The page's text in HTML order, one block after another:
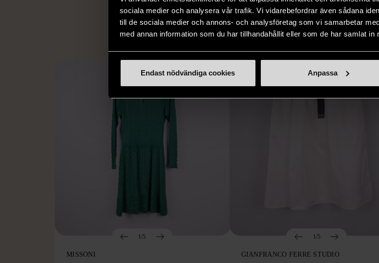
sociala medier och analysera vår trafik. Vi vidarebefordrar även sådana
till de sociala medier och annons- och analysföretag som vi samarbetar
med annan information som du har tillhandahållit eller som de har samlat in
Endast nödvändiga cookies Anpassa
eller annat sätt.
LIKNANDE
Hitta produkter som påminner
1/5
MISSONI
1/5
GIANFRANCO FERRE STUDIO